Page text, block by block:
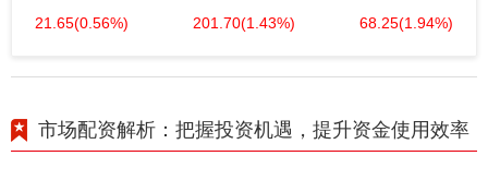
21.65(0.56%) 201.70(1.43%) 68.25(1.94%)
市场配资解析：把握投资机遇，提升资金使用效率